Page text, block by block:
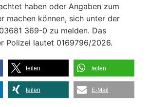
haben oder Angaben zum
machen können, sich unter der
369-0 zu melden. Das
Polizei lautet 0169796/2026.
teilen teilen
teilen E-Mail